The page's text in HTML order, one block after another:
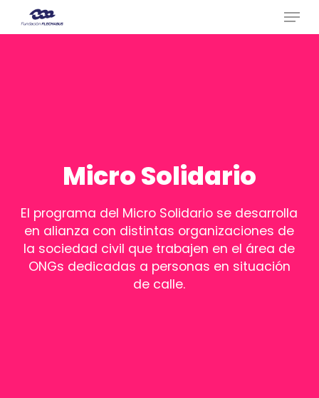
Menu
Micro Solidario
El programa del Micro Solidario se desarrolla
en alianza con distintas organizaciones de
la sociedad civil que trabajen en el área de
ONGs dedicadas a personas en situación
de calle.